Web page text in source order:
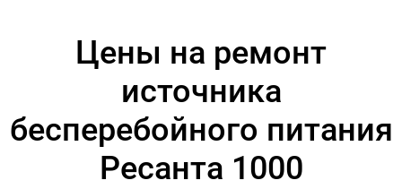
Цены на ремонт
источника
бесперебойного питания
Ресанта 1000